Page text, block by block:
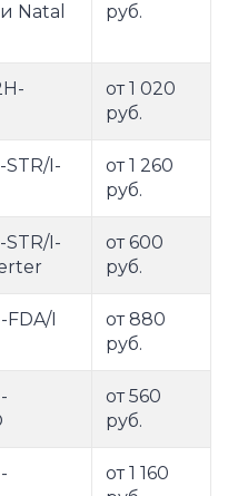
Natal
руб.
от 1 020
руб.
I-
от 1 260
руб.
I-
от 600
руб.
I
от 880
руб.
от 560
руб.
от 1 160